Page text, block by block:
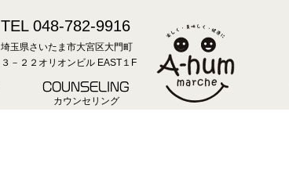
TEL 048-782-9916
埼玉県さいたま市大宮区大門町
３－２２オリオンビル EAST１F
COUNSELING
カウンセリング